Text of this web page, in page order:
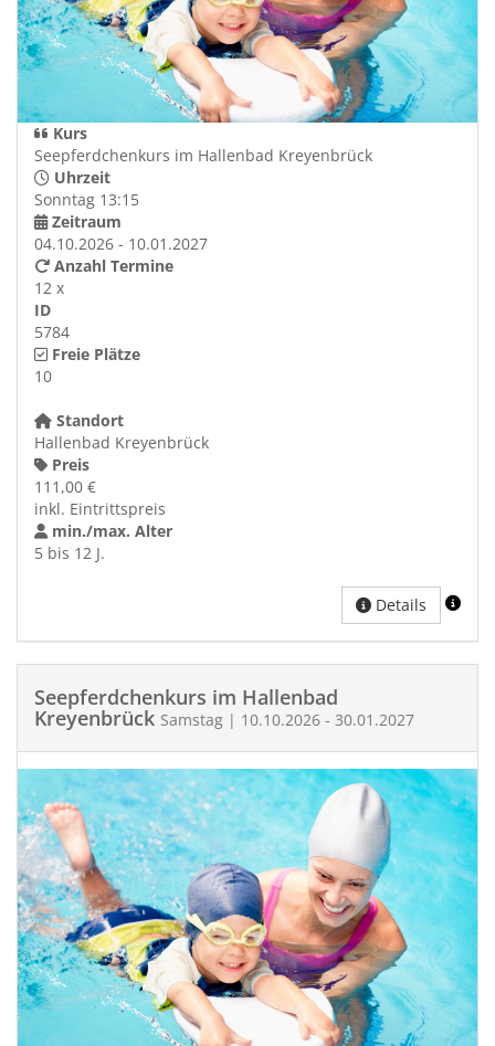
Kurs
Seepferdchenkurs im Hallenbad Kreyenbrück
Uhrzeit
Sonntag 13:15
Zeitraum
04.10.2026 - 10.01.2027
Anzahl Termine
12 x
ID
5784
Freie Plätze
10
Standort
Hallenbad Kreyenbrück
Preis
111,00 €
inkl. Eintrittspreis
min./max. Alter
5 bis 12 J.
Details
Seepferdchenkurs im Hallenbad
Kreyenbrück Samstag | 10.10.2026 - 30.01.2027